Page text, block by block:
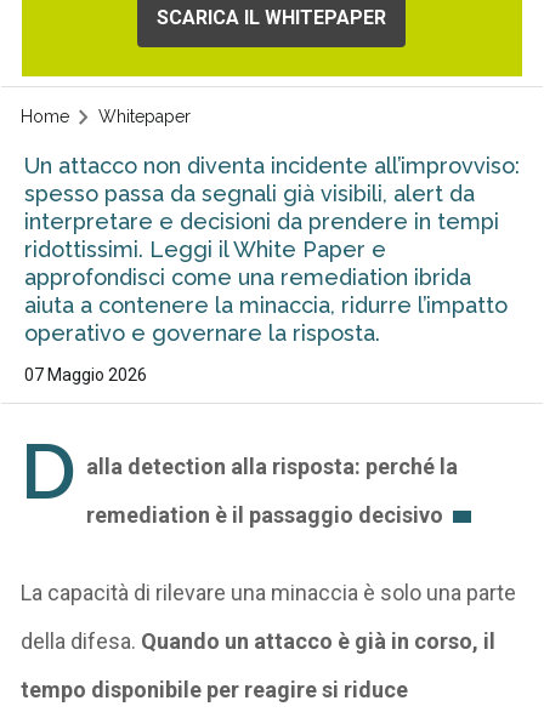
SCARICA IL WHITEPAPER
Home Whitepaper
Un attacco non diventa incidente all’improvviso:
spesso passa da segnali già visibili, alert da
interpretare e decisioni da prendere in tempi
ridottissimi. Leggi il White Paper e
approfondisci come una remediation ibrida
aiuta a contenere la minaccia, ridurre l’impatto
operativo e governare la risposta.
07 Maggio 2026
D alla detection alla risposta: perché la
remediation è il passaggio decisivo
La capacità di rilevare una minaccia è solo una parte
della difesa. Quando un attacco è già in corso, il
tempo disponibile per reagire si riduce